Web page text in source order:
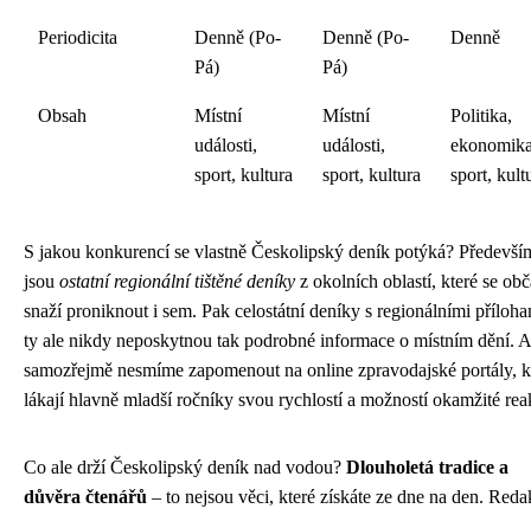
Periodicita
Denně (Po-
Pá)
Denně (Po-
Pá)
Denně
Obsah
Místní
události,
sport, kultura
Místní
události,
sport, kultura
Politika,
sport,
S jakou konkurencí se vlastně Českolipský deník potýká?
jsou ostatní regionální tištěné deníky z okolních oblastí, které se
snaží proniknout i sem. Pak celostátní deníky s regionálními
ty ale nikdy neposkytnou tak podrobné informace o místním dění. A
samozřejmě nesmíme zapomenout na online zpravodajské portály,
lákají hlavně mladší ročníky svou rychlostí a možností okamžité
Co ale drží Českolipský deník nad vodou? Dlouholetá tradice a
důvěra čtenářů – to nejsou věci, které získáte ze dne na den.